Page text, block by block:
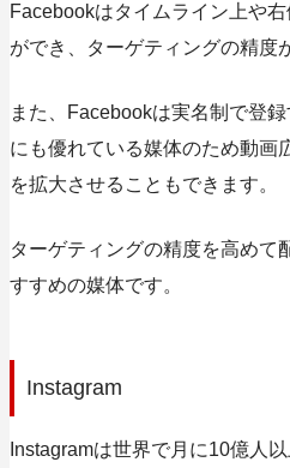
Facebookはタイムライン上や
ができ、ターゲティングの精度
また、Facebookは実名制で登
にも優れている媒体のため動画
を拡大させることもできます。
ターゲティングの精度を高めて
すすめの媒体です。
Instagram
Instagramは世界で月に10億人